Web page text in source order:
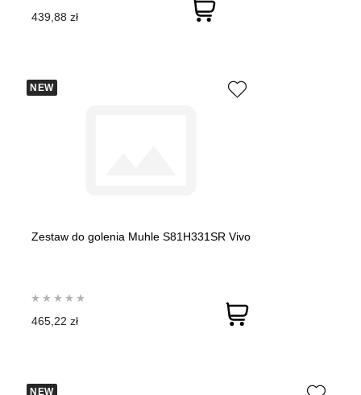
439,88 zł
NEW
Zestaw do golenia Muhle S81H331SR Vivo
465,22 zł
NEW